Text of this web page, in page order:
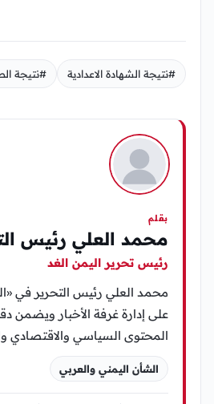
#نتيجة الشهادة الاعدادية #نتيجة
بقلم
محمد العلي رئيس
رئيس تحرير اليمن الغد
محمد العلي رئيس التحرير في
على إدارة غرفة الأخبار ويضمن
المحتوى السياسي والاقتصادي
الشأن اليمني والعربي